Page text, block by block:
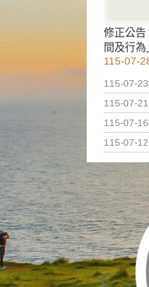
修正公告
間及行
115-07-
115-07-23
115-07-21
115-07-16
115-07-12